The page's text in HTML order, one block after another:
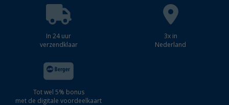
In 24 uur
verzendklaar
3x in
Nederland
Tot wel 5% bonus
met de digitale voordeelkaart